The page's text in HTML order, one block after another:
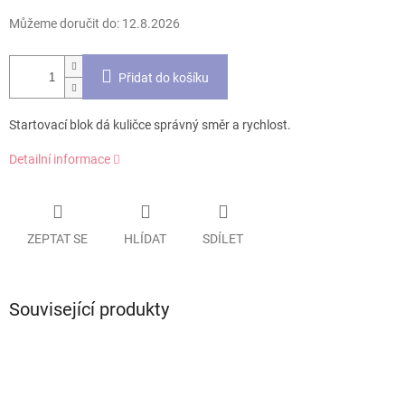
Můžeme doručit do: 12.8.2026
Přidat do košíku
Startovací blok dá kuličce správný směr a rychlost.
Detailní informace
ZEPTAT SE HLÍDAT SDÍLET
Související produkty